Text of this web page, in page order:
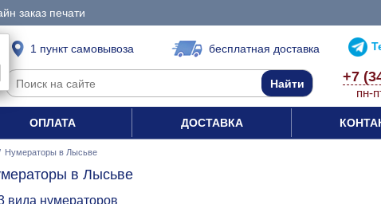
заказ печати
1 пункт самовывоза бесплатная доставка
+7
пн-
ОПЛАТА ДОСТАВКА
Нумераторы в Лысьве
в Лысьве
вида нумераторов